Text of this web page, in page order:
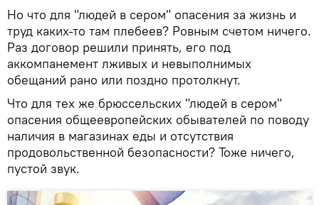
Но что для "людей в сером" опасения за жизнь и
труд каких-то там плебеев? Ровным счетом ничего.
Раз договор решили принять, его под
аккомпанемент лживых и невыполнимых
обещаний рано или поздно протолкнут.
Что для тех же брюссельских "людей в сером"
опасения общеевропейских обывателей по поводу
наличия в магазинах еды и отсутствия
продовольственной безопасности? Тоже ничего,
пустой звук.